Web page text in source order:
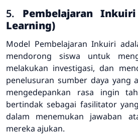
5. Pembelajaran
Learning)
Model Pembelajaran Inkuiri
mendorong siswa untuk
melakukan investigasi, dan
penelusuran sumber daya yang
mengedepankan rasa ingin
bertindak sebagai fasilitator
dalam menemukan jawaban
mereka ajukan.